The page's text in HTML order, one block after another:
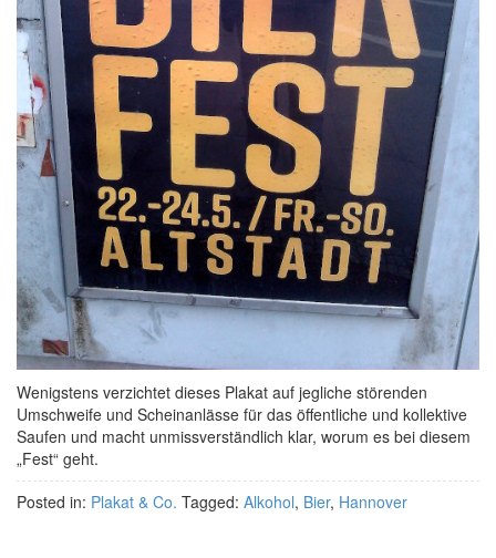
Wenigstens verzichtet dieses Plakat auf jegliche störenden
Umschweife und Scheinanlässe für das öffentliche und kollektive
Saufen und macht unmissverständlich klar, worum es bei diesem
„Fest“ geht.
Posted in: Plakat & Co. Tagged: Alkohol, Bier, Hannover